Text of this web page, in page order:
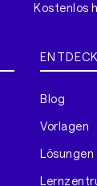
Kostenlos
Blog
Vorlagen
Lösungen